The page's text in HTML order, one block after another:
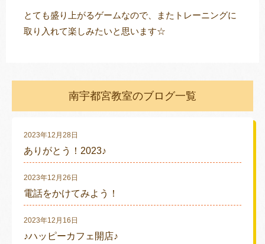
とても盛り上がるゲームなので、またトレーニングに
取り入れて楽しみたいと思います☆
南宇都宮教室のブログ一覧
2023年12月28日
ありがとう！2023♪
2023年12月26日
電話をかけてみよう！
2023年12月16日
♪ハッピーカフェ開店♪